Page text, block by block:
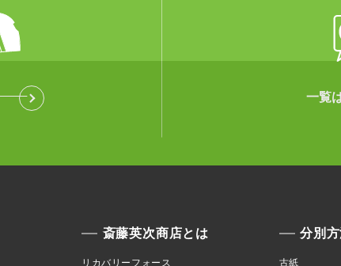
一覧
斎藤英次商店とは
リカバリーフォース
分別
古紙